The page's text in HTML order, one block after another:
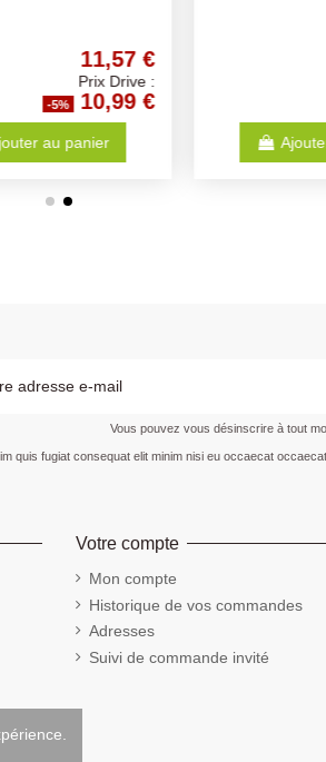
18,41 €
Prix Drive :
-5% 17,49 €
Ajouter au panier
Vous pouvez vous désinscrire à tout
quis fugiat consequat elit minim nisi eu occaecat
Votre compte
Mon compte
Historique de vos commandes
Adresses
Suivi de commande invité